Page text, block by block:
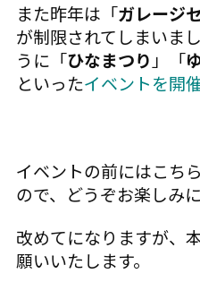
また昨年は「ガレージ
が制限されてしまいま
うに「ひなまつり 」「
といったイベントを開
イベントの前にはこち
ので、どうぞお楽しみ
改めてになりますが、
願いいたします。